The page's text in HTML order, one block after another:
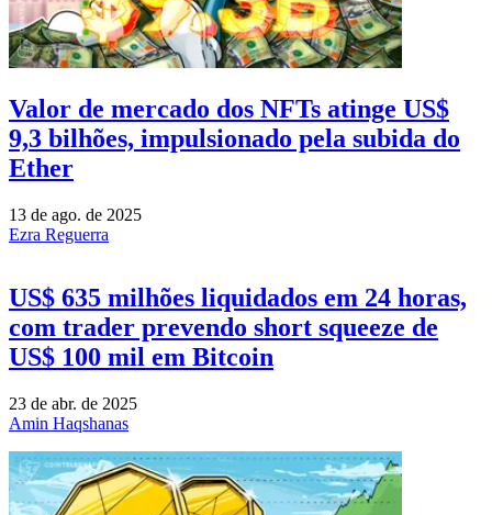
Valor de mercado dos NFTs atinge US$
9,3 bilhões, impulsionado pela subida do
Ether
13 de ago. de 2025
Ezra Reguerra
US$ 635 milhões liquidados em 24 horas,
com trader prevendo short squeeze de
US$ 100 mil em Bitcoin
23 de abr. de 2025
Amin Haqshanas